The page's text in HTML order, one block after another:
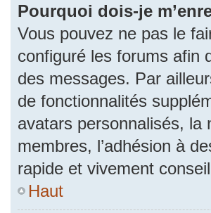
Pourquoi dois-je
Vous pouvez ne pas le
configuré les forums afin
des messages. Par
de fonctionnalités
avatars personnalisés, la
membres, l’adhésion à
rapide et vivement
Haut